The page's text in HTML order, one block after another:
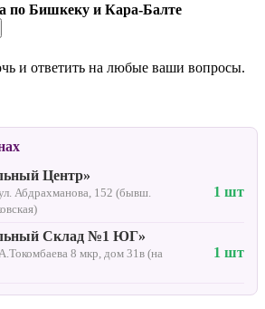
по Бишкеку и Кара-Балте
и ответить на любые ваши вопросы.
Центр»
Абдрахманова, 152 (бывш.
1 шт
Склад №1 ЮГ»
8 мкр, дом 31в (на
1 шт